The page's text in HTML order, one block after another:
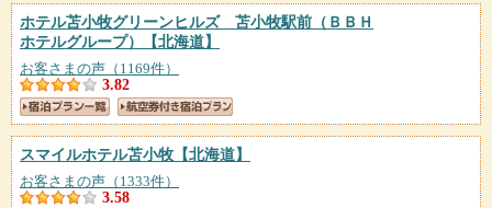
ホテル苫小牧グリーンヒルズ 苫小牧駅前（ＢＢＨ
ホテルグループ）
【北海道】
お客さまの声（1169件）
3.82
スマイルホテル苫小牧【北海道】
お客さまの声（1333件）
3.58